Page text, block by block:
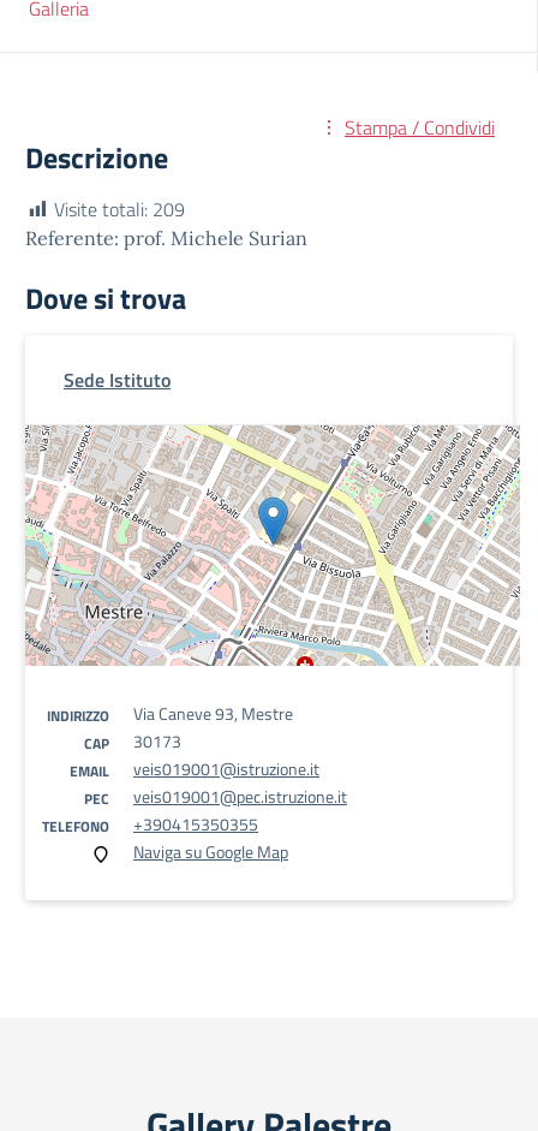
Galleria
Stampa / Condividi
Descrizione
Visite totali: 209
Referente: prof. Michele Surian
Dove si trova
Sede Istituto
INDIRIZZO Via Caneve 93, Mestre
CAP 30173
EMAIL veis019001@istruzione.it
PEC veis019001@pec.istruzione.it
TELEFONO
+390415350355
Naviga su Google Map